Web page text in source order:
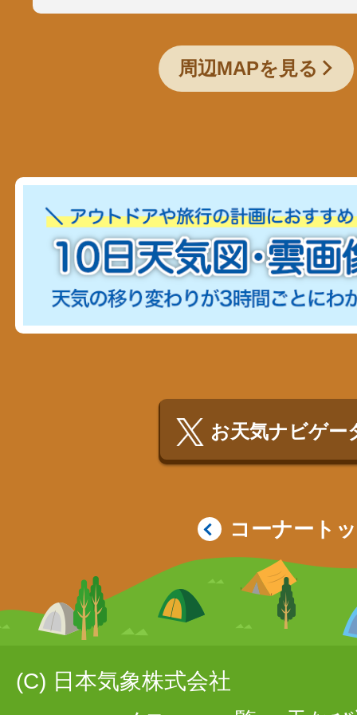
周辺MAPを見る
お天気ナビゲー
コーナート
(C) 日本気象株式会社